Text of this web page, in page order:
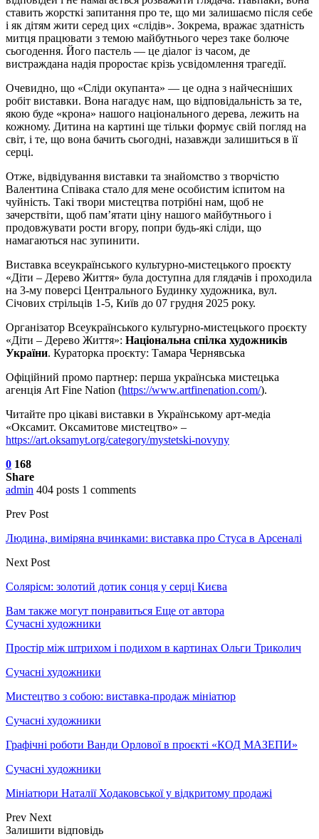
ставить жорсткі запитання про те, що ми залишаємо після себе
і як дітям жити серед цих «слідів». Зокрема, вражає здатність
митця працювати з темою майбутнього через таке болюче
сьогодення. Його пастель — це діалог із часом, де
вистраждана надія проростає крізь усвідомлення трагедії.
Очевидно, що «Сліди окупанта» — це одна з найчесніших
робіт виставки. Вона нагадує нам, що відповідальність за те,
якою буде «крона» нашого національного дерева, лежить на
кожному. Дитина на картині ще тільки формує свій погляд на
світ, і те, що вона бачить сьогодні, назавжди залишиться в її
серці.
Отже, відвідування виставки та знайомство з творчістю
Валентина Співака стало для мене особистим іспитом на
чуйність. Такі твори мистецтва потрібні нам, щоб не
зачерствіти, щоб пам’ятати ціну нашого майбутнього і
продовжувати рости вгору, попри будь-які сліди, що
намагаються нас зупинити.
Виставка всеукраїнського культурно-мистецького проєкту
«Діти – Дерево Життя» була доступна для глядачів і проходила
на 3-му поверсі Центрального Будинку художника, вул.
Січових стрільців 1-5, Київ до 07 грудня 2025 року.
Організатор Всеукраїнського культурно-мистецького проєкту
«Діти – Дерево Життя»: Національна спілка художників
України. Кураторка проєкту: Тамара Чернявська
Офіційний промо партнер: перша українська мистецька
агенція Art Fine Nation (https://www.artfinenation.com/).
Читайте про цікаві виставки в Українському арт-медіа
«Оксамит. Оксамитове мистецтво» –
https://art.oksamyt.org/category/mystetski-novyny
0 168
Share
admin 404 posts 1 comments
Prev Post
Людина, виміряна вчинками: виставка про Стуса в Арсеналі
Next Post
Солярісм: золотий дотик сонця у серці Києва
Вам также могут понравиться Еще от автора
Сучасні художники
Простір між штрихом і подихом в картинах Ольги Триколич
Сучасні художники
Мистецтво з собою: виставка-продаж мініатюр
Сучасні художники
Графічні роботи Ванди Орлової в проєкті «КОД МАЗЕПИ»
Сучасні художники
Мініатюри Наталії Ходаковської у відкритому продажі
Prev Next
Залишити відповідь